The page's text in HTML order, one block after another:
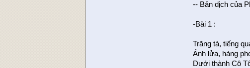
-- Bản dịch của
-Bài 1 :
Trăng tà, tiếng
Ánh lửa, hàng
Dưới thành Cô